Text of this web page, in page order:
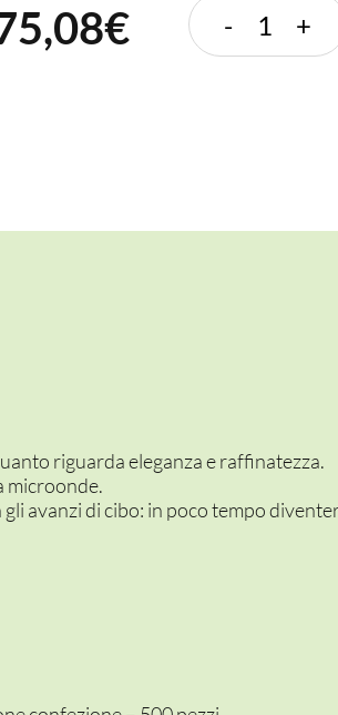
-
14
+
riguarda eleganza e raffinatezza.
microonde.
avanzi di cibo: in poco tempo